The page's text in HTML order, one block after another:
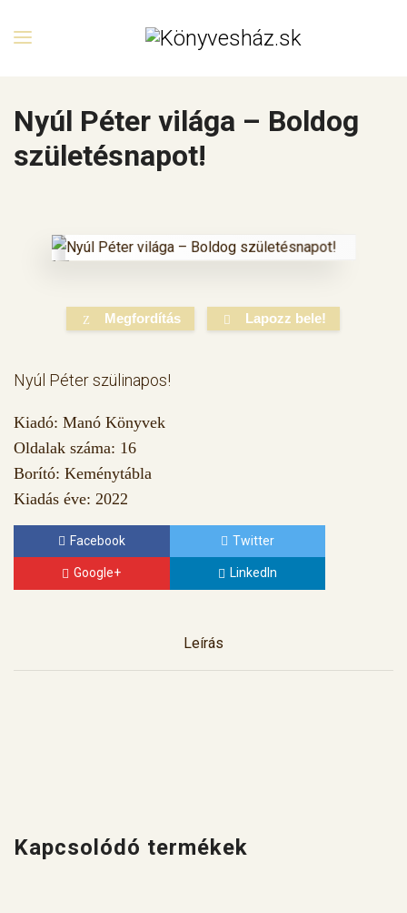
Nyúl Péter világa – Boldog
születésnapot!
Megfordítás Lapozz bele!
Nyúl Péter szülinapos!
Kiadó: Manó Könyvek
Oldalak száma: 16
Borító: Keménytábla
Kiadás éve: 2022
Facebook Twitter
Google+ LinkedIn
Leírás
Kapcsolódó termékek